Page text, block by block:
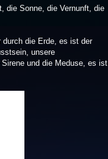
die Sonne, die Vernunft, die
die Erde, es ist der
unsere
und die Meduse, es ist